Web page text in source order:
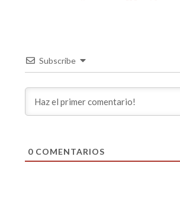
Subscribe
0COMENTARIOS